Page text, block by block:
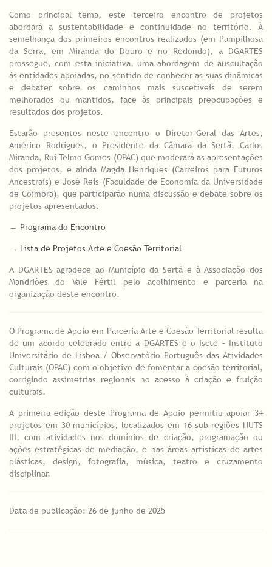
Como principal tema, este terceiro encontro de projetos
abordará a sustentabilidade e continuidade no território. À
semelhança dos primeiros encontros realizados (em Pampilhosa
da Serra, em Miranda do Douro e no Redondo), a DGARTES
prossegue, com esta iniciativa, uma abordagem de auscultação
às entidades apoiadas, no sentido de conhecer as suas dinâmicas
e debater sobre os caminhos mais suscetíveis de serem
melhorados ou mantidos, face às principais preocupações e
resultados dos projetos.
Estarão presentes neste encontro o Diretor-Geral das Artes,
Américo Rodrigues, o Presidente da Câmara da Sertã, Carlos
Miranda, Rui Telmo Gomes (OPAC) que moderará as apresentações
dos projetos, e ainda Magda Henriques (Carreiros para Futuros
Ancestrais) e José Reis (Faculdade de Economia da Universidade
de Coimbra), que participarão numa discussão e debate sobre os
projetos apresentados.
→ Programa do Encontro
→ Lista de Projetos Arte e Coesão Territorial
A DGARTES agradece ao Município da Sertã e à Associação dos
Mandriões do Vale Fértil pelo acolhimento e parceria na
organização deste encontro.
O Programa de Apoio em Parceria Arte e Coesão Territorial resulta
de um acordo celebrado entre a DGARTES e o Iscte – Instituto
Universitário de Lisboa / Observatório Português das Atividades
Culturais (OPAC) com o objetivo de fomentar a coesão territorial,
corrigindo assimetrias regionais no acesso à criação e fruição
culturais.
A primeira edição deste Programa de Apoio permitiu apoiar 34
projetos em 30 municípios, localizados em 16 sub-regiões NUTS
III, com atividades nos domínios de criação, programação ou
ações estratégicas de mediação, e nas áreas artísticas de artes
plásticas, design, fotografia, música, teatro e cruzamento
disciplinar.
Data de publicação: 26 de junho de 2025